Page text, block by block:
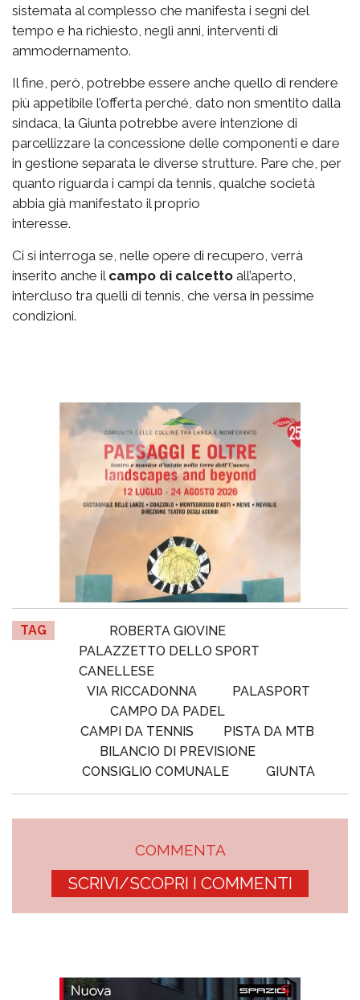
sistemata al complesso che manifesta i segni del
tempo e ha richiesto, negli anni, interventi di
ammodernamento.
Il fine, però, potrebbe essere anche quello di rendere
più appetibile l’offerta perché, dato non smentito dalla
sindaca, la Giunta potrebbe avere intenzione di
parcellizzare la concessione delle componenti e dare
in gestione separata le diverse strutture. Pare che, per
quanto riguarda i campi da tennis, qualche società
abbia già manifestato il proprio
interesse.
Ci si interroga se, nelle opere di recupero, verrà
inserito anche il campo di calcetto all’aperto,
intercluso tra quelli di tennis, che versa in pessime
condizioni.
TAG
ROBERTA GIOVINE
PALAZZETTO DELLO SPORT
CANELLESE
VIA RICCADONNA
PALASPORT
CAMPO DA PADEL
CAMPI DA TENNIS
PISTA DA MTB
BILANCIO DI PREVISIONE
CONSIGLIO COMUNALE
GIUNTA
COMMENTA
SCRIVI/SCOPRI I COMMENTI